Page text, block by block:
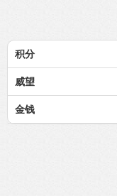
积分
威望
金钱